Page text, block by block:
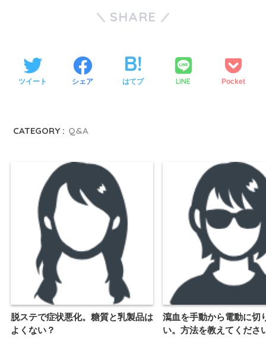
SHARE
ツイート シェア はてブ LINE Pocket
CATEGORY : Q&A
脱ステで症状悪化。糖質と乳製品は
よくない？
瀉血を手動から電動に切
い。方法を教えてくださ